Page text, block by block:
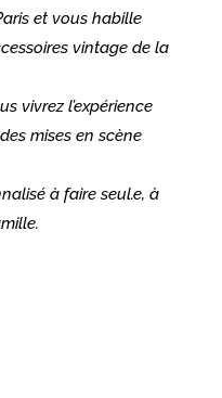
et vous habille
vintage de la
vivrez l’expérience
mises en scène
à faire seul.e, à